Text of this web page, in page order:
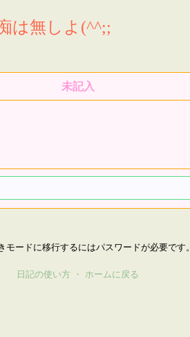
は無しよ(^^;;
未記入
モードに移行するにはパスワードが必要です。
日記の使い方 ・ ホームに戻る